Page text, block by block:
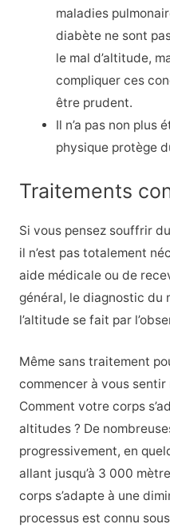
maladies
diabète ne sont
le mal d’altitude,
compliquer ces
être prudent.
Il n’a pas non plus
physique protège
Traitements
Si vous pensez souffrir
il n’est pas totalement
aide médicale ou de
général, le diagnostic du
l’altitude se fait par
Même sans traitement
commencer à vous sentir
Comment votre corps
altitudes ? De
progressivement, en
allant jusqu’à 3 000
corps s’adapte à une
processus est connu